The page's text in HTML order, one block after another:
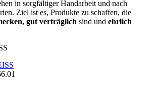
in sorgfältiger Handarbeit und nach
Ziel ist es, Produkte zu schaffen, die
gut verträglich sind und ehrlich